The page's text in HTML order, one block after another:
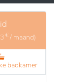
€ / maand)
badkamer